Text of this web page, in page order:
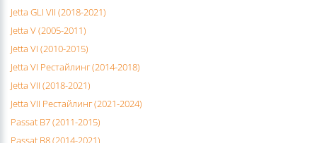
Jetta GLI VI Рестайлинг (2014-2018)
Jetta GLI VII (2018-2021)
Jetta V (2005-2011)
Jetta VI (2010-2015)
Jetta VI Рестайлинг (2014-2018)
Jetta VII (2018-2021)
Jetta VII Рестайлинг (2021-2024)
Passat B7 (2011-2015)